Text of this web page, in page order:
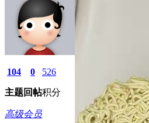
104
主题
0
回帖
526
积分
高级会员